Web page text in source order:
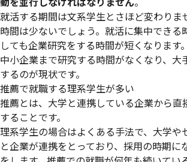
就活する期間は文系学生とさほど変わりま
時間は少ないでしょう。就活に集中できる
しても企業研究をする時間が短くなります。
中小企業まで研究する時間がなくなり、大
するのが現状です。
推薦で就職する理系学生が多い
推薦とは、大学と連携している企業から直
することです。
理系学生の場合はよくある手法で、大学や
と企業が連携をとっており、採用の時期に